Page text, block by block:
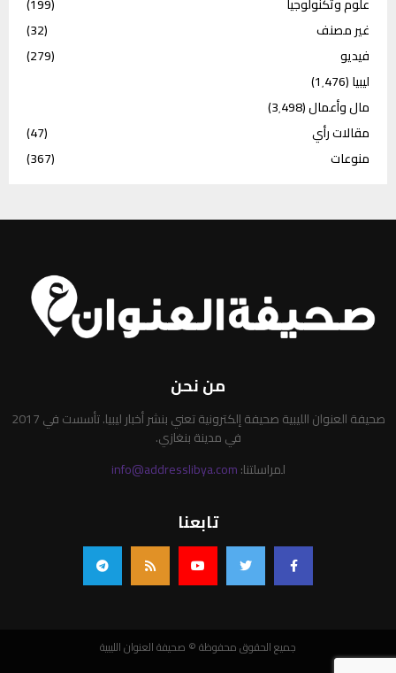
غير مصنف
(32)
فيديو
(279)
ليبيا(1٬476)
مال وأعمال(3٬498)
مقالات رأي
(47)
منوعات
(367)
من نحن
صحيفة العنوان الليبية صحيفة إلكترونية تعني بنشر أخبار ليبيا. تأسست في 2017
في مدينة بنغازي.
لمراسلتنا:info@addresslibya.com
تابعنا
جميع الحقوق محفوظة © صحيفة العنوان الليبية